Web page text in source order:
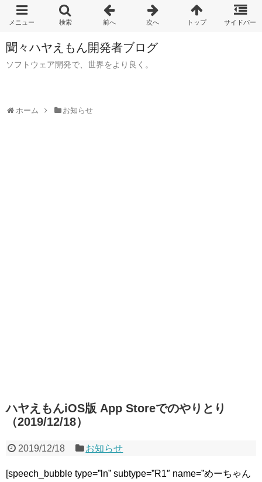
聞々ハヤえもん開発者ブログ
ソフトウェア開発で、世界をより良く。
ホーム お知らせ
ハヤえもんiOS版 App Storeでのやりとり
（2019/12/18）
2019/12/18 お知らせ
[speech_bubble type=”ln” subtype=”R1″ name=”めーちゃん